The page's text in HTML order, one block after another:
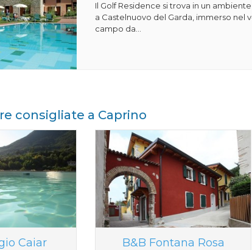
Il Golf Residence si trova in un
a Castelnuovo del Garda, immerso nel
campo da...
consigliate a Caprino
Caiar B&B Fontana Rosa